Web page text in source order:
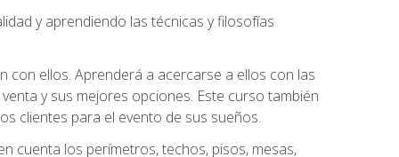
y aprendiendo las técnicas y filosofías
con ellos. Aprenderá a acercarse a ellos con las
y sus mejores opciones. Este curso también
clientes para el evento de sus sueños.
cuenta los perímetros, techos, pisos, mesas,